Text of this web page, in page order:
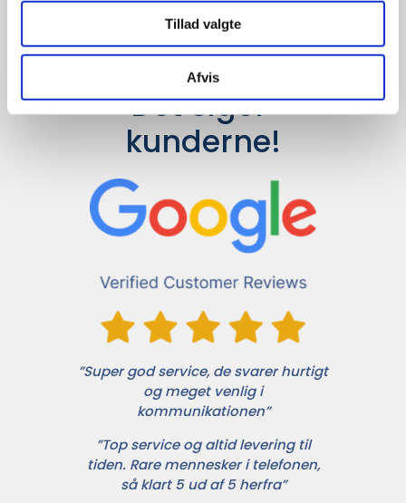
Tillad valgte
Afvis
Det siger
kunderne!
”Super god service, de svarer hurtigt
og meget venlig i
kommunikationen”
”Top service og altid levering til
tiden. Rare mennesker i telefonen,
så klart 5 ud af 5 herfra”